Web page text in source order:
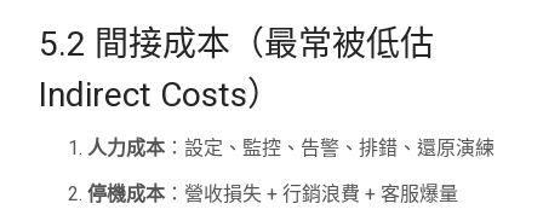
5.2 間接成本（最常被低估
Indirect Costs）
人力成本 ：設定、監控、告警、排錯、還原演練
停機成本 ：營收損失 + 行銷浪費 + 客服爆量